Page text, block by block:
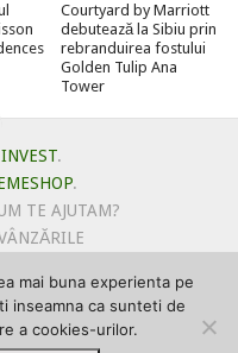
Courtyard by Marriott
debutează la Sibiu prin
rebranduirea fostului
Golden Tulip Ana
Tower
.
.
TE AJUTAM?
COOKIE-URI
LA ABONARE
mai buna experienta pe
inseamna ca sunteti de
a cookies-urilor.